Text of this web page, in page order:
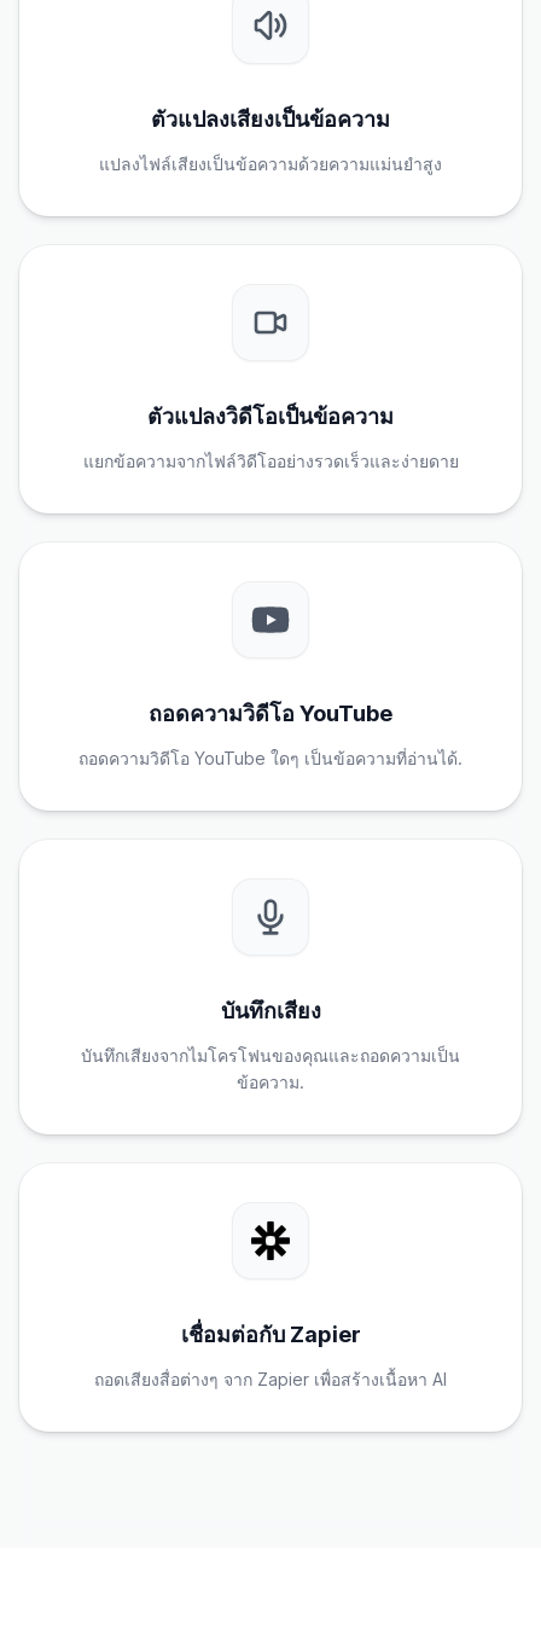
ตัวแปลงเสียงเป็นข้อความ
แปลงไฟล์เสียงเป็นข้อความด้วยความแม่นยำสูง
ตัวแปลงวิดีโอเป็นข้อความ
แยกข้อความจากไฟล์วิดีโออย่างรวดเร็วและง่ายดาย
ถอดความวิดีโอ YouTube
ถอดความวิดีโอ YouTube ใดๆ เป็นข้อความที่อ่านได้.
บันทึกเสียง
บันทึกเสียงจากไมโครโฟนของคุณและถอดความเป็น
ข้อความ.
เชื่อมต่อกับ Zapier
ถอดเสียงสื่อต่างๆ จาก Zapier เพื่อสร้างเนื้อหา AI